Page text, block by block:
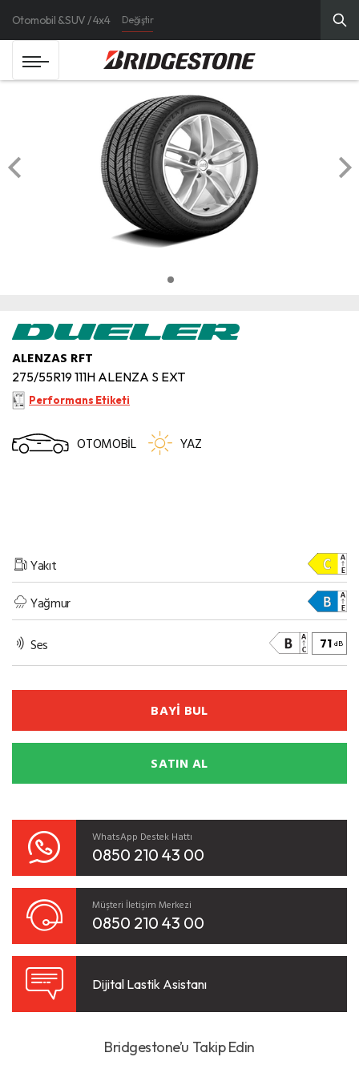
Otomobil & SUV / 4x4 Değiştir
ALENZAS RFT
275/55R19 111H ALENZA S EXT
Performans Etiketi
OTOMOBİL YAZ
Yakıt
Yağmur
Ses 71 dB
BAYİ BUL
SATIN AL
WhatsApp Destek Hattı
0850 210 43 00
Müşteri İletişim Merkezi
0850 210 43 00
Dijital Lastik Asistanı
Bridgestone’u Takip Edin